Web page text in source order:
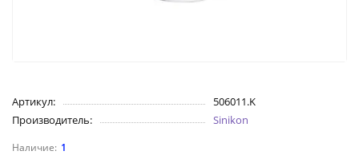
Артикул:
506011.K
Производитель:
Sinikon
1